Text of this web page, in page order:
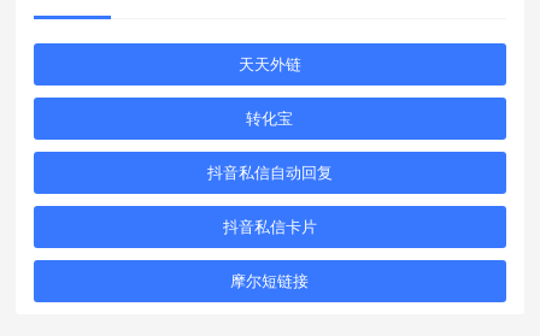
天天外链
转化宝
抖音私信自动回复
抖音私信卡片
摩尔短链接